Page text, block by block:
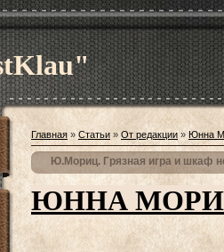
Главная » Статьи » От редакции » Юнна
Ю.Мориц. Грязная игра и шкаф
ЮННА